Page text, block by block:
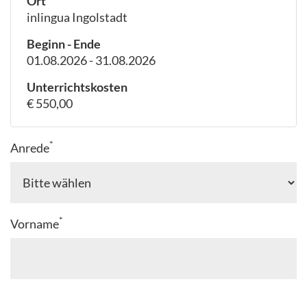
inlingua Ingolstadt
Beginn - Ende
01.08.2026 - 31.08.2026
Unterrichtskosten
€ 550,00
Anrede*
Vorname*